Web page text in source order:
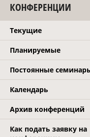
КОНФЕРЕНЦИИ
Текущие
Планируемые
Постоянные
Календарь
Архив конференций
Как подать заявку на